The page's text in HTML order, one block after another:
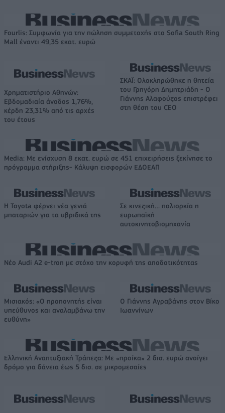
Fourlis: Συμφωνία για την πώληση συμμετοχής στο Sofia South Ring
Mall έναντι 49,35 εκατ. ευρώ
Χρηματιστήριο Αθηνών:
Εβδομαδιαία άνοδος 1,76%,
κέρδη 23,31% από τις αρχές
του έτους
ΣΚΑΪ: Ολοκληρώθηκε η θητεία
του Γρηγόρη Δημητριάδη - Ο
Γιάννης Αλαφούζος επιστρέφει
στη θέση του CEO
Media: Με ενίσχυση 8 εκατ. ευρώ σε 451 επιχειρήσεις ξεκίνησε το
πρόγραμμα στήριξης- Κάλυψη εισφορών ΕΔΟΕΑΠ
Η Toyota φέρνει νέα γενιά
μπαταριών για τα υβριδικά της
Σε κινεζική… πολιορκία η
ευρωπαϊκή
αυτοκινητοβιομηχανία
Νέο Audi A2 e-tron με στόχο την κορυφή της αποδοτικότητας
Μισιακός: «Ο προπονητής είναι
υπεύθυνος και αναλαμβάνω την
ευθύνη»
Ο Γιάννης Αγραβάνης στον Βίκο
Ιωαννίνων
Ελληνική Αναπτυξιακή Τράπεζα: Με «προίκα» 2 δισ. ευρώ ανοίγει
δρόμο για δάνεια έως 5 δισ. σε μικρομεσαίες